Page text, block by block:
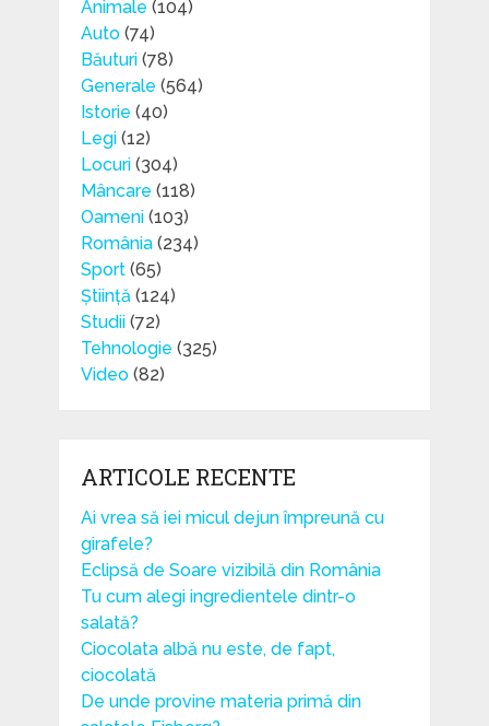
Animale (104)
Auto(74)
Băuturi(78)
Generale (564)
Istorie (40)
Legi(12)
Locuri(304)
Mâncare (118)
Oameni(103)
România(234)
Sport(65)
Știință(124)
Studii(72)
Tehnologie (325)
Video(82)
ARTICOLE RECENTE
Ai vrea să iei micul dejun împreună cu
girafele?
Eclipsă de Soare vizibilă din România
Tu cum alegi ingredientele dintr-o
salată?
Ciocolata albă nu este, de fapt,
ciocolată
De unde provine materia primă din